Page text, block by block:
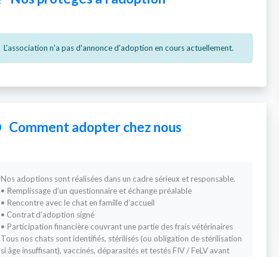
L'association n'a pas d'annonce d'adoption en cours actuellement.
Comment adopter chez nous
Nos adoptions sont réalisées dans un cadre sérieux et responsable.
• Remplissage d’un questionnaire et échange préalable
• Rencontre avec le chat en famille d’accueil
• Contrat d’adoption signé
• Participation financière couvrant une partie des frais vétérinaires
Tous nos chats sont identifiés, stérilisés (ou obligation de stérilisation
si âge insuffisant), vaccinés, déparasités et testés FIV / FeLV avant